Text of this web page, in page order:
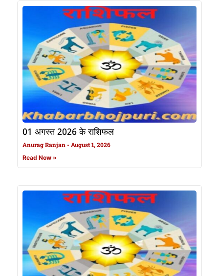
01 अगस्त 2026 के राशिफल
Anurag Ranjan August 1, 2026
Read Now »